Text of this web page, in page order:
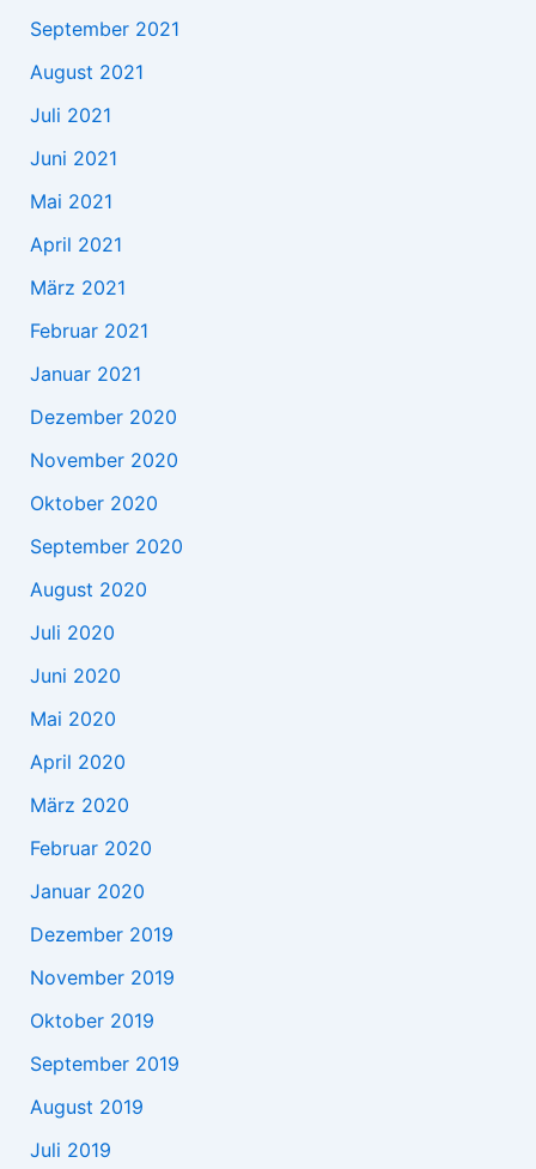
September 2021
August 2021
Juli 2021
Juni 2021
Mai 2021
April 2021
März 2021
Februar 2021
Januar 2021
Dezember 2020
November 2020
Oktober 2020
September 2020
August 2020
Juli 2020
Juni 2020
Mai 2020
April 2020
März 2020
Februar 2020
Januar 2020
Dezember 2019
November 2019
Oktober 2019
September 2019
August 2019
Juli 2019